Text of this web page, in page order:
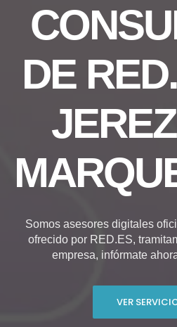
DE
Somos asesores digitales
ofrecido por RED.ES,
empresa, infórmate
VER